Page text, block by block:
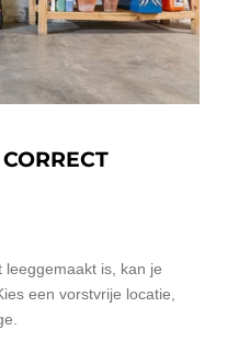
is, kan je
een vorstvrije locatie,